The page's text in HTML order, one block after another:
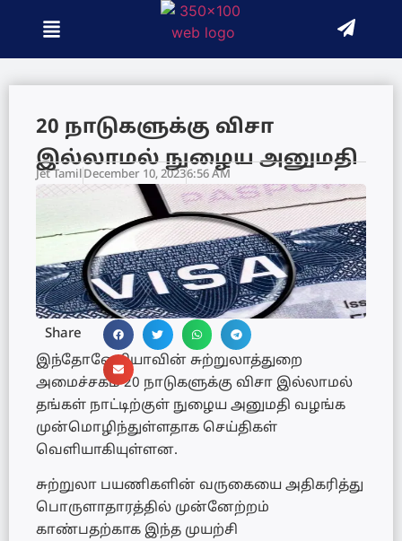
20 நாடுகளுக்கு விசா
இல்லாமல் நுழைய அனுமதி
Jet TamilDecember 10, 20236:56 AM
Share
இந்தோனேசியாவின் சுற்றுலாத்துறை
அமைச்சகம் 20 நாடுகளுக்கு விசா இல்லாமல்
தங்கள் நாட்டிற்குள் நுழைய அனுமதி வழங்க
முன்மொழிந்துள்ளதாக செய்திகள்
வெளியாகியுள்ளன.
சுற்றுலா பயணிகளின் வருகையை அதிகரித்து
பொருளாதாரத்தில் முன்னேற்றம்
காண்பதற்காக இந்த முயற்சி